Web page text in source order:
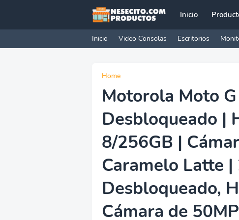
Inicio
Inicio Video Consolas Escritorios
Home
Motorola Moto
Desbloqueado |
8/256GB |
Caramelo Latte |
Desbloqueado,
Cámara de 50MP